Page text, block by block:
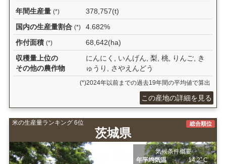
年間生産量 (*)
378,757(t)
国内の生産量割合 (*)
4.682%
作付面積 (*)
68,642(ha)
収穫量上位の
その他の農作物
にんにく, いんげん, 梨, 桃, りんご, き
ゅうり, さやえんどう
(*)2024年以前までの過去19年間の平均値で算出
この産地の詳細を見る
米の生産量ランキング 6位
茨城県
総合順位
気候条件概要
年平均気温
14.2ﾟC